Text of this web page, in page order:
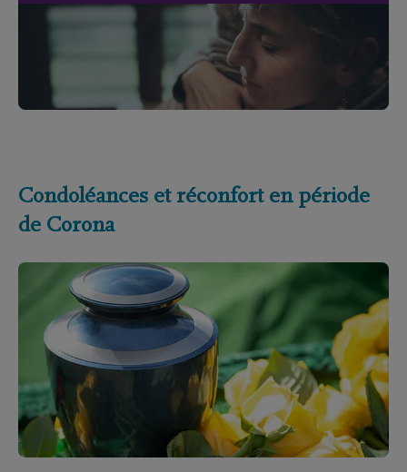
Condoléances et réconfort en période
de Corona